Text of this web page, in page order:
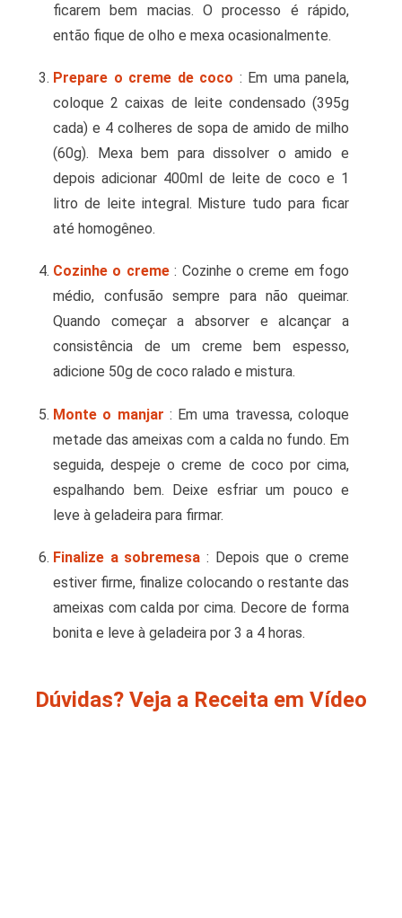
ficarem bem macias. O processo é rápido,
então fique de olho e mexa ocasionalmente.
Prepare o creme de coco : Em uma panela,
coloque 2 caixas de leite condensado (395g
cada) e 4 colheres de sopa de amido de milho
(60g). Mexa bem para dissolver o amido e
depois adicionar 400ml de leite de coco e 1
litro de leite integral. Misture tudo para ficar
até homogêneo.
Cozinhe o creme: Cozinhe o creme em fogo
médio, confusão sempre para não queimar.
Quando começar a absorver e alcançar a
consistência de um creme bem espesso,
adicione 50g de coco ralado e mistura.
Monte o manjar : Em uma travessa, coloque
metade das ameixas com a calda no fundo. Em
seguida, despeje o creme de coco por cima,
espalhando bem. Deixe esfriar um pouco e
leve à geladeira para firmar.
Finalize a sobremesa : Depois que o creme
estiver firme, finalize colocando o restante das
ameixas com calda por cima. Decore de forma
bonita e leve à geladeira por 3 a 4 horas.
Dúvidas? Veja a Receita em Vídeo